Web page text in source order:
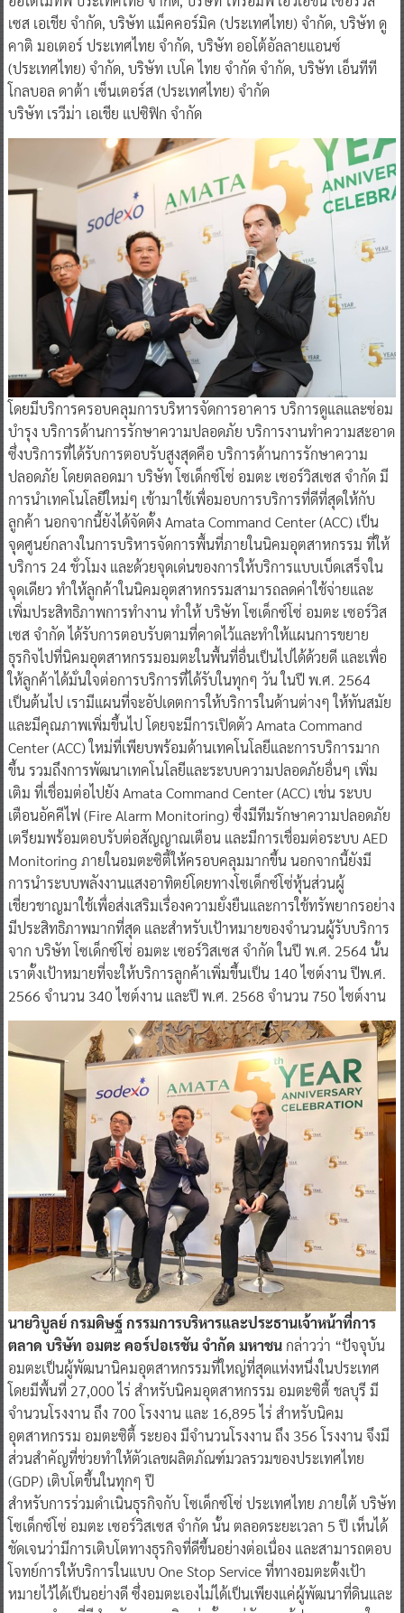
เซส เอเชีย จำกัด, บริษัท แม็คคอร์มิค (ประเทศไทย) จำกัด, บริษัท ดู
คาติ มอเตอร์ ประเทศไทย จำกัด, บริษัท ออโต้อัลลายแอนซ์
(ประเทศไทย) จำกัด, บริษัท เบโค ไทย จำกัด จำกัด, บริษัท เอ็นทีที
โกลบอล ดาต้า เซ็นเตอร์ส (ประเทศไทย) จำกัด
บริษัท เรวีม่า เอเชีย แปซิฟิก จำกัด
โดยมีบริการครอบคลุมการบริหารจัดการอาคาร บริการดูแลและซ่อม
บำรุง บริการด้านการรักษาความปลอดภัย บริการงานทำความสะอาด
ซึ่งบริการที่ได้รับการตอบรับสูงสุดคือ บริการด้านการรักษาความ
ปลอดภัย โดยตลอดมา บริษัท โซเด็กซ์โซ่ อมตะ เซอร์วิสเซส จำกัด มี
การนำเทคโนโลยีใหม่ๆ เข้ามาใช้เพื่อมอบการบริการที่ดีที่สุดให้กับ
ลูกค้า นอกจากนี้ยังได้จัดตั้ง Amata Command Center (ACC) เป็น
จุดศูนย์กลางในการบริหารจัดการพื้นที่ภายในนิคมอุตสาหกรรม ที่ให้
บริการ 24 ชั่วโมง และด้วยจุดเด่นของการให้บริการแบบเบ็ดเสร็จใน
จุดเดียว ทำให้ลูกค้าในนิคมอุตสาหกรรมสามารถลดค่าใช้จ่ายและ
เพิ่มประสิทธิภาพการทำงาน ทำให้ บริษัท โซเด็กซ์โซ่ อมตะ เซอร์วิส
เซส จำกัด ได้รับการตอบรับตามที่คาดไว้และทำให้แผนการขยาย
ธุรกิจไปที่นิคมอุตสาหกรรมอมตะในพื้นที่อื่นเป็นไปได้ด้วยดี และเพื่อ
ให้ลูกค้าได้มั่นใจต่อการบริการที่ได้รับในทุกๆ วัน ในปี พ.ศ. 2564
เป็นต้นไป เรามีแผนที่จะอัปเดตการให้บริการในด้านต่างๆ ให้ทันสมัย
และมีคุณภาพเพิ่มขึ้นไป โดยจะมีการเปิดตัว Amata Command
Center (ACC) ใหม่ที่เพียบพร้อมด้านเทคโนโลยีและการบริการมาก
ขึ้น รวมถึงการพัฒนาเทคโนโลยีและระบบความปลอดภัยอื่นๆ เพิ่ม
เติม ที่เชื่อมต่อไปยัง Amata Command Center (ACC) เช่น ระบบ
เตือนอัคคีไฟ (Fire Alarm Monitoring) ซึ่งมีทีมรักษาความปลอดภัย
เตรียมพร้อมตอบรับต่อสัญญาณเตือน และมีการเชื่อมต่อระบบ AED
Monitoring ภายในอมตะซิตี้ให้ครอบคลุมมากขึ้น นอกจากนี้ยังมี
การนำระบบพลังงานแสงอาทิตย์โดยทางโซเด็กซ์โซ่หุ้นส่วนผู้
เชี่ยวชาญมาใช้เพื่อส่งเสริมเรื่องความยั่งยืนและการใช้ทรัพยากรอย่าง
มีประสิทธิภาพมากที่สุด และสำหรับเป้าหมายของจำนวนผู้รับบริการ
จาก บริษัท โซเด็กซ์โซ่ อมตะ เซอร์วิสเซส จำกัด ในปี พ.ศ. 2564 นั้น
เราตั้งเป้าหมายที่จะให้บริการลูกค้าเพิ่มขึ้นเป็น 140 ไซต์งาน ปีพ.ศ.
2566 จำนวน 340 ไซต์งาน และปี พ.ศ. 2568 จำนวน 750 ไซต์งาน
นายวิบูลย์ กรมดิษฐ์ กรรมการบริหารและประธานเจ้าหน้าที่การ
ตลาด บริษัท อมตะ คอร์ปอเรชัน จำกัด มหาชนกล่าวว่า “ปัจจุบัน
อมตะเป็นผู้พัฒนานิคมอุตสาหกรรมที่ใหญ่ที่สุดแห่งหนึ่งในประเทศ
โดยมีพื้นที่ 27,000 ไร่ สำหรับนิคมอุตสาหกรรม อมตะซิตี้ ชลบุรี มี
จำนวนโรงงาน ถึง 700 โรงงาน และ 16,895 ไร่ สำหรับนิคม
อุตสาหกรรม อมตะซิตี้ ระยอง มีจำนวนโรงงาน ถึง 356 โรงงาน จึงมี
ส่วนสำคัญที่ช่วยทำให้ตัวเลขผลิตภัณฑ์มวลรวมของประเทศไทย
(GDP) เติบโตขึ้นในทุกๆ ปี
สำหรับการร่วมดำเนินธุรกิจกับ โซเด็กซ์โซ่ ประเทศไทย ภายใต้ บริษัท
โซเด็กซ์โซ่ อมตะ เซอร์วิสเซส จำกัด นั้น ตลอดระยะเวลา 5 ปี เห็นได้
ชัดเจนว่ามีการเติบโตทางธุรกิจที่ดีขึ้นอย่างต่อเนื่อง และสามารถตอบ
โจทย์การให้บริการในแบบ One Stop Service ที่ทางอมตะตั้งเป้า
หมายไว้ได้เป็นอย่างดี ซึ่งอมตะเองไม่ได้เป็นเพียงแค่ผู้พัฒนาที่ดินและ